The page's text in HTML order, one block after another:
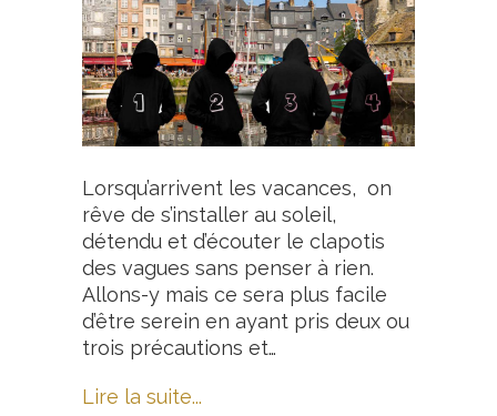
Lorsqu’arrivent les vacances, on
rêve de s’installer au soleil,
détendu et d’écouter le clapotis
des vagues sans penser à rien.
Allons-y mais ce sera plus facile
d’être serein en ayant pris deux ou
trois précautions et…
Lire la suite...